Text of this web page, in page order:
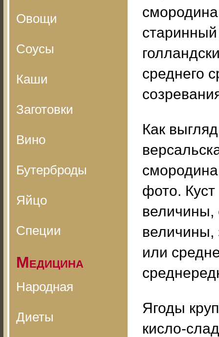
Овощи
Соусы
Каши
Заготовки
Вино
Бутерброды
Яйцо
Специи
Медицина
Народная
Диеты
старинный
среднего
Как
фото.
величины,
величины,
или
Ягоды
кисло-